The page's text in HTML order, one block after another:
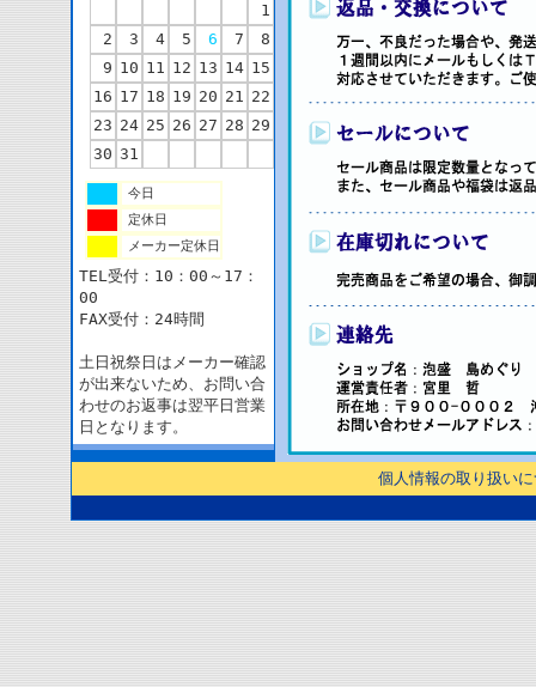
1
2
3 4 5 6 7
8
9 10 11 12 13 14 15
16 17 18 19 20 21 22
23 24 25 26 27 28 29
30 31
今日
定休日
メーカー定休日
TEL受付：10：00～17：
00
FAX受付：24時間
土日祝祭日はメーカー確認
が出来ないため、お問い合
わせのお返事は翌平日営業
日となります。
個人情報の取り扱い